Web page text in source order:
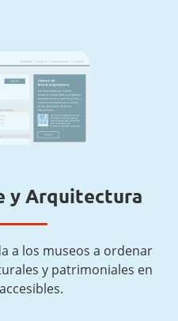
y Arquitectura
a los museos a ordenar
y patrimoniales en